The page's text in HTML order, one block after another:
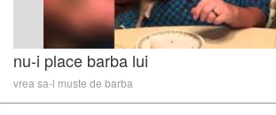
nu-i place barba lui
vrea sa-l muste de barba